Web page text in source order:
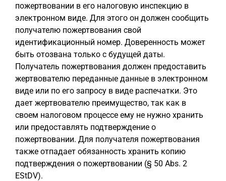
пожертвовании в его налоговую инспекцию в
электронном виде. Для этого он должен сообщить
получателю пожертвования свой
идентификационный номер. Доверенность может
быть отозвана только с будущей даты.
Получатель пожертвования должен предоставить
жертвователю переданные данные в электронном
виде или по его запросу в виде распечатки. Это
дает жертвователю преимущество, так как в
своем налоговом процессе ему не нужно хранить
или предоставлять подтверждение о
пожертвовании. Для получателя пожертвования
также отпадает обязанность хранить копию
подтверждения о пожертвовании (§ 50 Abs. 2
EStDV).